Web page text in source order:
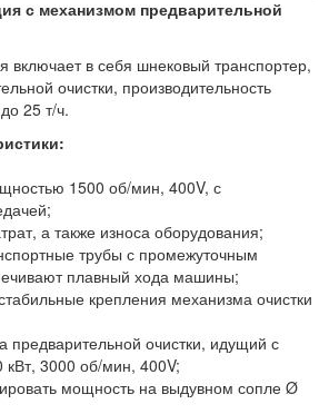
с механизмом предварительной
включает в себя шнековый транспортер,
очистки, производительность
25 т/ч.
1500 об/мин, 400V, с
а также износа оборудования;
трубы с промежуточным
плавный хода машины;
крепления механизма очистки
предварительной очистки, идущий с
кВт, 3000 об/мин, 400V;
мощность на выдувном сопле Ø